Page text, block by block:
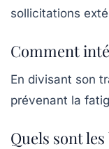
sollicitations
Comment
En divisant son
prévenant la
Quels sont